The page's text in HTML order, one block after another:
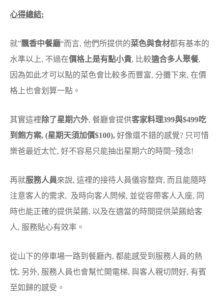
心得總結:
就”飄香中餐廳“而言, 他們所提供的菜色與食材都有基本的
水準以上, 不過在價格上是有點小貴, 比較適合多人聚餐,
因為如此才可以點的菜色會比較多而豐富, 分攤下來, 在價
格上也會划算一點。
其實這裡 除了星期六外, 餐廳會提供客家料理399與$499吃
到飽方案, (星期天須加價$100), 好像還不錯的感覺? 只可惜
樂爸最近太忙, 好不容易只能抽出星期六的時間~殘念!
再就服務人員來說, 這裡的接待人員儀容整齊, 而且能隨時
注意客人的需求, 及時向客人問候, 並從容帶客人入座, 同
時也能正確的提供菜餚, 以及在適當的時間提供菜餚給客
人, 服務貼心有效率。
從山下的停車場一路到餐廳內, 都能感受到服務人員的熱
忱, 另外, 服務人員也會幫忙開電梯, 與客人親切問好, 有賓
至如歸的感受。